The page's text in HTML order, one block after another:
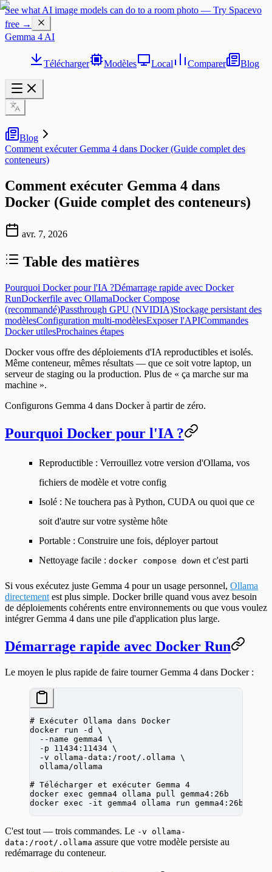
See what AI image models can do to a room photo — Try Spacevo
free →
Gemma 4 AI
Télécharger Modèles Local Comparer Blog
Blog
Comment exécuter Gemma 4 dans Docker (Guide complet des
conteneurs)
Comment exécuter Gemma 4 dans
Docker (Guide complet des conteneurs)
avr. 7, 2026
Table des matières
Pourquoi Docker pour l'IA ?Démarrage rapide avec Docker
RunDockerfile avec OllamaDocker Compose
(recommandé)Passthrough GPU (NVIDIA)Stockage persistant des
modèlesConfiguration multi-modèlesExposer l'APICommandes
Docker utilesProchaines étapes
Docker vous offre des déploiements d'IA reproductibles et isolés.
Même conteneur, mêmes résultats — que ce soit votre laptop, un
serveur de staging ou la production. Plus de « ça marche sur ma
machine ».
Configurons Gemma 4 dans Docker à partir de zéro.
Pourquoi Docker pour l'IA ?
Reproductible : Verrouillez votre version d'Ollama, vos
fichiers de modèle et votre config
Isolé : Ne touchera pas à Python, CUDA ou quoi que ce
soit d'autre sur votre système hôte
Portable : Construire une fois, déployer partout
Nettoyage facile : docker compose down et c'est parti
Si vous exécutez juste Gemma 4 pour un usage personnel, Ollama
directementest plus simple. Docker brille quand vous avez besoin
de déploiements cohérents entre environnements ou que vous voulez
intégrer Gemma 4 dans une pile d'application plus large.
Démarrage rapide avec Docker Run
Le moyen le plus rapide de faire tourner Gemma 4 dans Docker :
# Exécuter Ollama dans Docker
docker run -d
\
  --name
gemma4 \
  -p
11434:11434 \
  -v
ollama-data:/root/.ollama \
  ollama/ollama
# Télécharger et exécuter Gemma 4
docker exec gemma4 ollama pull gemma4:26b
docker exec -it gemma4 ollama run gemma4:26b
C'est tout — trois commandes. Le -v ollama-
data:/root/.ollama assure que votre modèle persiste au
redémarrage du conteneur.